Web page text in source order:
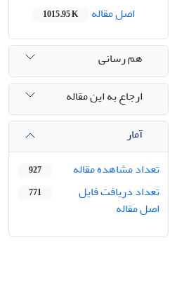
اصل مقاله
1015.95 K
هم رسانی
ارجاع به این مقاله
آمار
تعداد مشاهده مقاله
927
تعداد دریافت فایل
اصل مقاله
771